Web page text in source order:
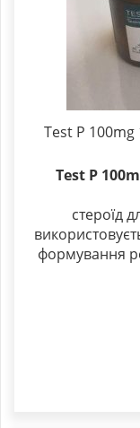
Test P 100mg
Test P
стероїд
формування